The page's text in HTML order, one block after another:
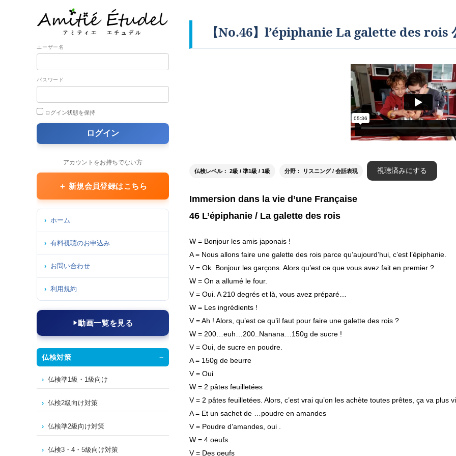
【No.46】l’épiphanie La galette des rois
仏検レベル： 2級 / 準1級 / 1級 分野： リスニング / 会話表現 視聴済みにする
Immersion dans la vie d’une Française
46 L’épiphanie / La galette des rois
W = Bonjour les amis japonais !
A = Nous allons faire une galette des rois parce qu’aujourd’hui, c’est l’épiphanie.
V = Ok. Bonjour les garçons. Alors qu’est ce que vous avez fait en premier ?
W = On a allumé le four.
V = Oui. A 210 degrés et là, vous avez préparé…
W = Les ingrédients !
V = Ah ! Alors, qu’est ce qu’il faut pour faire une galette des rois ?
W = 200…euh…200..Nanana…150g de sucre !
V = Oui, de sucre en poudre.
A = 150g de beurre
V = Oui
W = 2 pâtes feuilletées
V = 2 pâtes feuilletées. Alors, c’est vrai qu’on les achète toutes prêtes, ça va plus
A = Et un sachet de …poudre en amandes
V = Poudre d’amandes, oui .
W = 4 oeufs
V = Des oeufs
ユーザー名
パスワード
ログイン状態を保持
アカウントをお持ちでない方
＋ 新規会員登録はこちら
ホーム
有料視聴のお申込み
お問い合わせ
利用規約
動画一覧を見る
仏検対策
仏検準1級・1級向け
仏検2級向け対策
仏検準2級向け対策
仏検3・4・5級向け対策